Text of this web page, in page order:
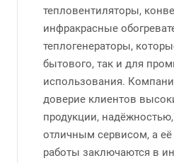
тепловентиляторы,
инфракрасные
теплогенераторы,
бытового, так и для
использования.
доверие клиентов
продукции,
отличным сервисом, а
работы заключаются в